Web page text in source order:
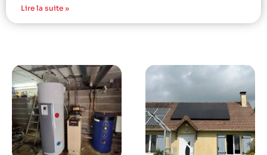
Lire la suite »